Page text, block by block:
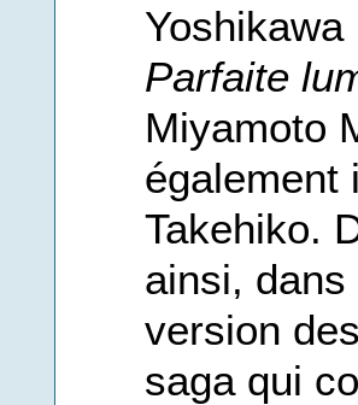
Yoshikawa
Parfaite
Miyamoto
également
Takehiko.
ainsi,
version
saga qui